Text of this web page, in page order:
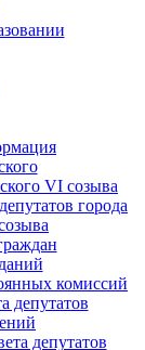
VI созыва
города
комиссий
депутатов
депутатов